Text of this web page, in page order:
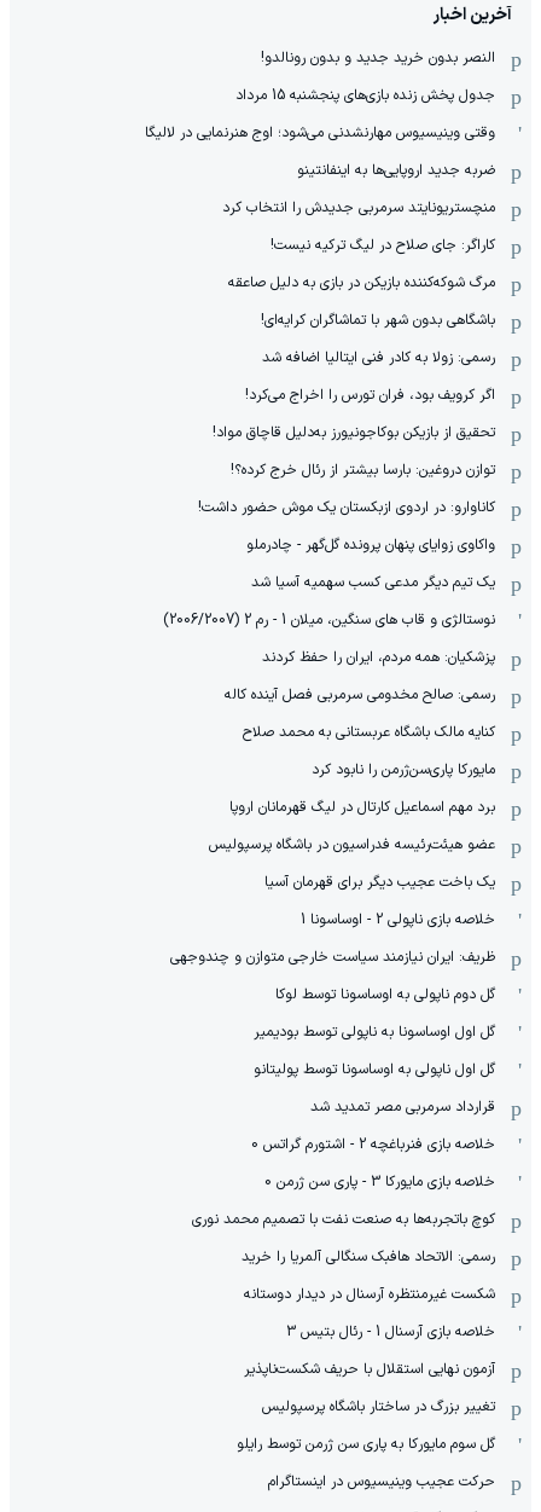
آخرین اخبار
النصر بدون خرید جدید و بدون رونالدو!
جدول پخش زنده بازی‌های پنجشنبه 15 مرداد
وقتی وینیسیوس مهارنشدنی می‌شود؛ اوج هنرنمایی در لالیگا
ضربه جدید اروپایی‌ها به اینفانتینو
منچستریونایتد سرمربی جدیدش را انتخاب کرد
کاراگر: جای صلاح در لیگ ترکیه نیست!
مرگ شوکه‌کننده بازیکن در بازی به دلیل صاعقه
باشگاهی بدون شهر با تماشاگران کرایه‌ای!
رسمی: زولا به کادر فنی ایتالیا اضافه شد
اگر کرویف بود، فران تورس را اخراج می‌کرد!
تحقیق از بازیکن بوکاجونیورز به‌دلیل قاچاق مواد!
توازن دروغین: بارسا بیشتر از رئال خرج کرده؟!
کاناوارو: در اردوی ازبکستان یک موش حضور داشت!
واکاوی زوایای پنهان پرونده گل‌گهر - چادرملو
یک تیم دیگر مدعی کسب سهمیه آسیا شد
نوستالژی و قاب های سنگین، میلان 1 - رم 2 (2006/2007)
پزشکیان: همه مردم، ایران را حفظ کردند
رسمی: صالح مخدومی سرمربی فصل آینده کاله
کنایه مالک باشگاه عربستانی به محمد صلاح
مایورکا پاری‌سن‌ژرمن را نابود کرد
برد مهم اسماعیل کارتال در لیگ قهرمانان اروپا
عضو هیئت‌رئیسه فدراسیون در باشگاه پرسپولیس
یک باخت عجیب دیگر برای قهرمان آسیا
خلاصه بازی ناپولی 2 - اوساسونا 1
ظریف: ایران نیازمند سیاست خارجی متوازن و چندوجهی
گل دوم ناپولی به اوساسونا توسط لوکا
گل اول اوساسونا به ناپولی توسط بودیمیر
گل اول ناپولی به اوساسونا توسط پولیتانو
قرارداد سرمربی مصر تمدید شد
خلاصه بازی فنرباغچه 2 - اشتورم گراتس 0
خلاصه بازی مایورکا 3 - پاری سن ژرمن 0
کوچ باتجربه‌ها به صنعت نفت با تصمیم محمد نوری
رسمی: الاتحاد هافبک سنگالی آلمریا را خرید
شکست غیرمنتظره آرسنال در دیدار دوستانه
خلاصه بازی آرسنال 1 - رئال بتیس 3
آزمون نهایی استقلال با حریف شکست‌ناپذیر
تغییر بزرگ در ساختار باشگاه پرسپولیس
گل سوم مایورکا به پاری سن ژرمن توسط رایلو
حرکت عجیب وینیسیوس در اینستاگرام